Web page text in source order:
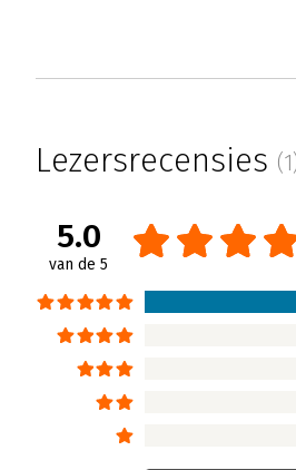
De
bij jezelf kan
de meeste kans
Lezersrecensies
5.0
van de 5